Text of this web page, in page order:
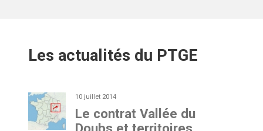
Les actualités du PTGE
10 juillet 2014
Le contrat Vallée du